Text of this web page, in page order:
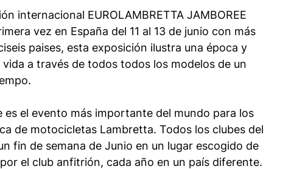
internacional EUROLAMBRETTA JAMBOREE
vez en España del 11 al 13 de junio con más
paises, esta exposición ilustra una época y
a través de todos todos los modelos de un
es el evento más importante del mundo para los
de motocicletas Lambretta. Todos los clubes del
fin de semana de Junio en un lugar escogido de
el club anfitrión, cada año en un país diferente.